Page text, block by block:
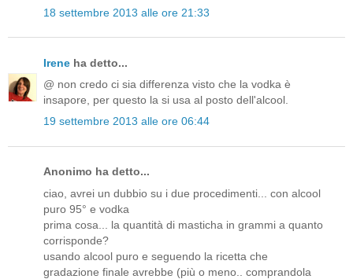
18 settembre 2013 alle ore 21:33
Irene ha detto...
@ non credo ci sia differenza visto che la vodka è
insapore, per questo la si usa al posto dell'alcool.
19 settembre 2013 alle ore 06:44
Anonimo ha detto...
ciao, avrei un dubbio su i due procedimenti... con alcool
puro 95° e vodka
prima cosa... la quantità di masticha in grammi a quanto
corrisponde?
usando alcool puro e seguendo la ricetta che
gradazione finale avrebbe (più o meno.. comprandola